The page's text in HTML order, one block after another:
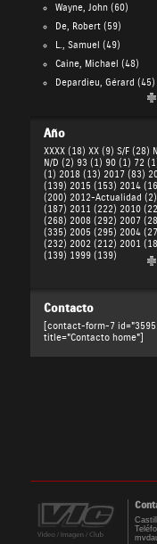
Wayne, John(60)
De, Robert(59)
L., Samuel (49)
Caine, Michael (48)
Depardieu, Gérard (45)
Año
XXXX (18) XX (9) S/F (28)
N/D (2) 93 (1) 90 (1) 72
(1) 2018 (13) 2017 (83)
(139) 2015 (153) 2014
(200) 2012-Actualidad (2)
(187) 2011 (222) 2010
(268) 2008 (292) 2007
(335) 2005 (295) 2004
(232) 2002 (212) 2001
(139) 1999 (139)
Contacto
[contact-form-7
title="Contacto home"]